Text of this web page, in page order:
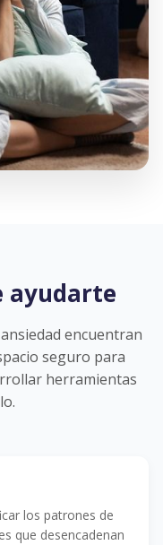
ayudarte
encuentran
seguro para
herramientas
los patrones de
que desencadenan